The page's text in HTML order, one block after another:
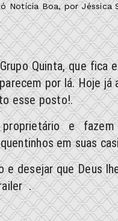
Notícia Boa, por Jéssica
Quinta, que fica
por lá. Hoje
esse posto!.
e
em suas
e desejar que Deus
.